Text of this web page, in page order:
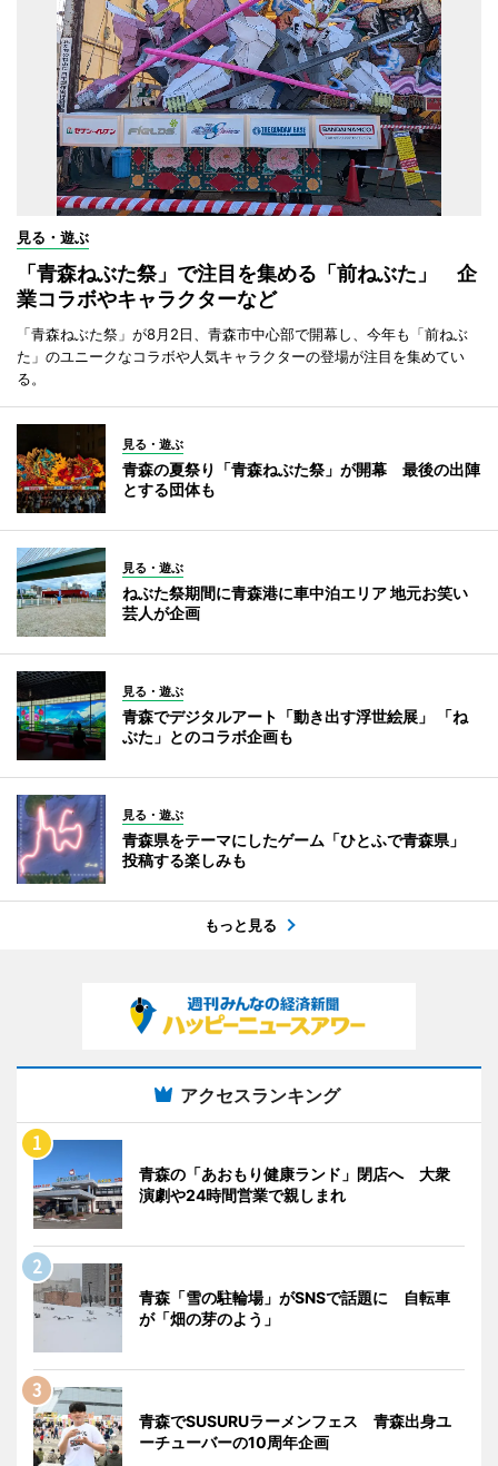
見る・遊ぶ
「青森ねぶた祭」で注目を集める「前ねぶた」 企
業コラボやキャラクターなど
「青森ねぶた祭」が8月2日、青森市中心部で開幕し、今年も「前ねぶ
た」のユニークなコラボや人気キャラクターの登場が注目を集めてい
る。
見る・遊ぶ
青森の夏祭り「青森ねぶた祭」が開幕 最後の出陣
とする団体も
見る・遊ぶ
ねぶた祭期間に青森港に車中泊エリア 地元お笑い
芸人が企画
見る・遊ぶ
青森でデジタルアート「動き出す浮世絵展」 「ね
ぶた」とのコラボ企画も
見る・遊ぶ
青森県をテーマにしたゲーム「ひとふで青森県」
投稿する楽しみも
もっと見る
アクセスランキング
青森の「あおもり健康ランド」閉店へ 大衆
演劇や24時間営業で親しまれ
青森「雪の駐輪場」がSNSで話題に 自転車
が「畑の芽のよう」
青森でSUSURUラーメンフェス 青森出身ユ
ーチューバーの10周年企画